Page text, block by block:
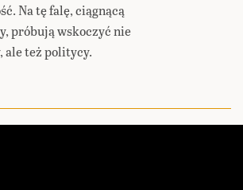
Na tę falę, ciągnącą
próbują wskoczyć nie
też politycy.